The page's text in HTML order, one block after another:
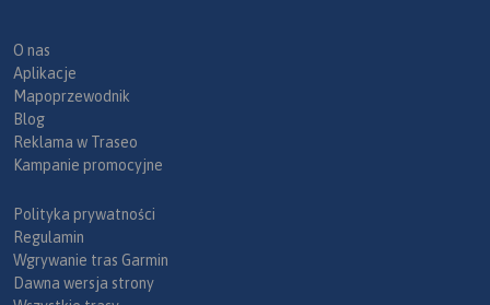
O nas
Aplikacje
Mapoprzewodnik
Blog
Reklama w Traseo
Kampanie promocyjne
Polityka prywatności
Regulamin
Wgrywanie tras Garmin
Dawna wersja strony